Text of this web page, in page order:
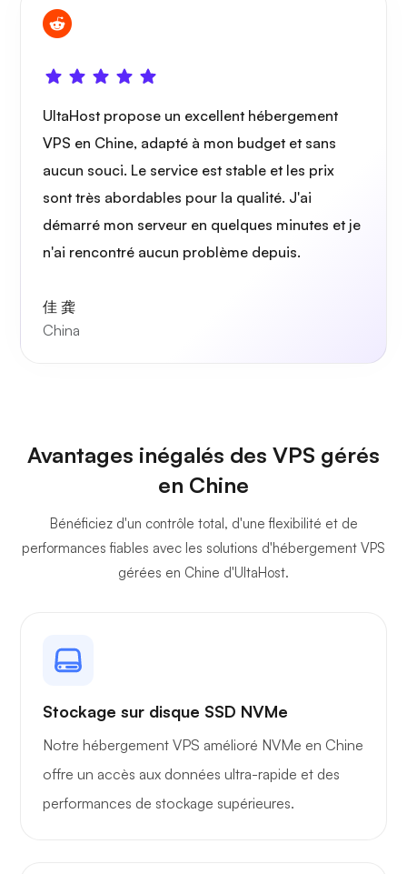
UltaHost propose un excellent hébergement
VPS en Chine, adapté à mon budget et sans
aucun souci. Le service est stable et les prix
sont très abordables pour la qualité. J'ai
démarré mon serveur en quelques minutes et je
n'ai rencontré aucun problème depuis.
佳 龚
China
Avantages inégalés des VPS gérés
en Chine
Bénéficiez d'un contrôle total, d'une flexibilité et de
performances fiables avec les solutions d'hébergement VPS
gérées en Chine d'UltaHost.
Stockage sur disque SSD NVMe
Notre hébergement VPS amélioré NVMe en Chine
offre un accès aux données ultra-rapide et des
performances de stockage supérieures.